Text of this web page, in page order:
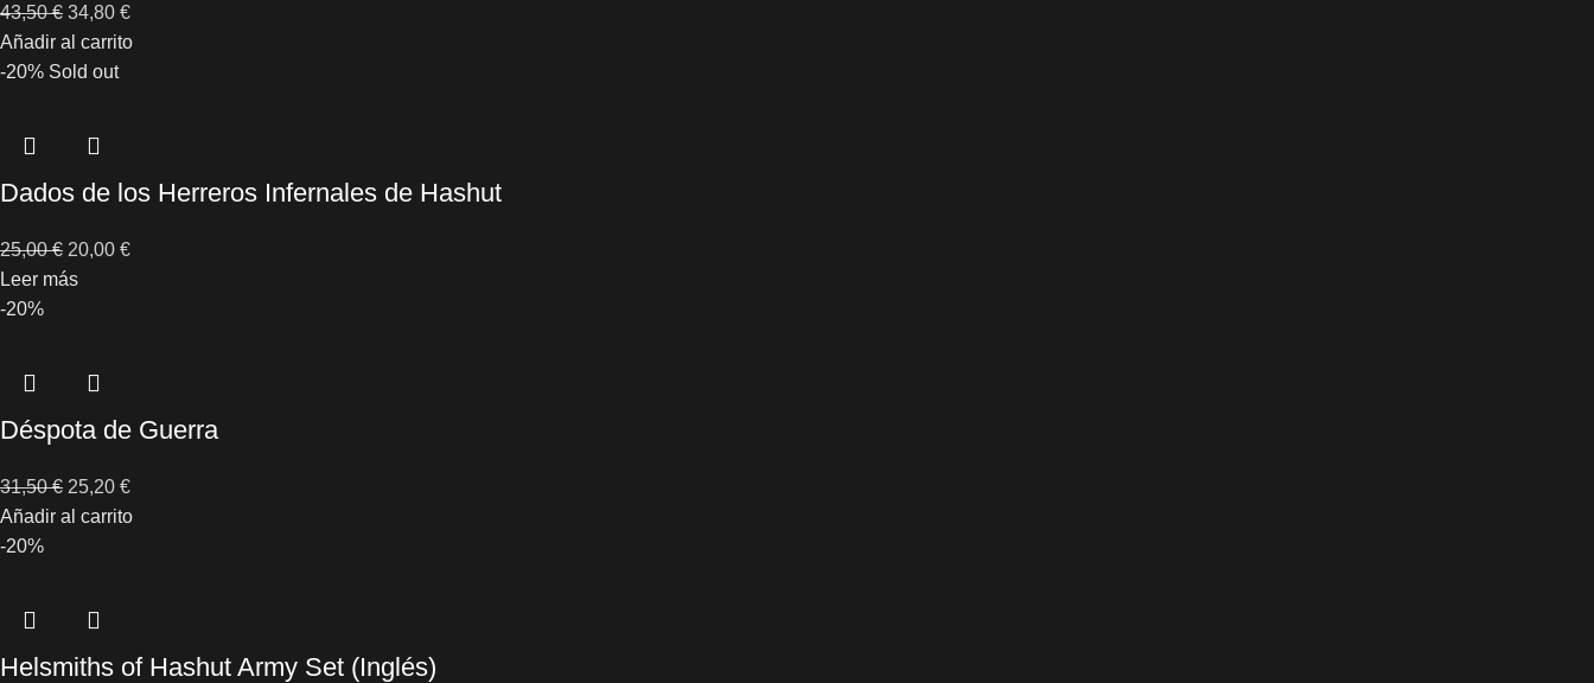
43,50€ 34,80 €
Añadir al carrito
-20% Sold out
Dados de los Herreros Infernales de Hashut
25,00€ 20,00 €
Leer más
-20%
Déspota de Guerra
31,50€ 25,20 €
Añadir al carrito
-20%
Helsmiths of Hashut Army Set (Inglés)